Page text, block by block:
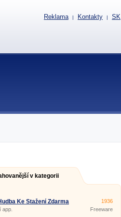
v kategorii
Ke Stažení Zdarma
app.
1936
Freeware
Reklama | Kontakty | SK